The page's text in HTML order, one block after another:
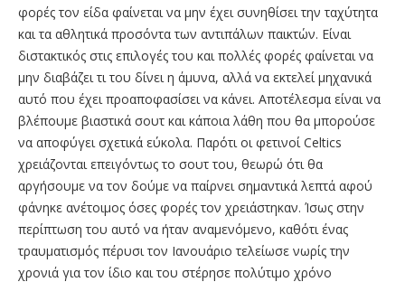
φορές τον είδα φαίνεται να μην έχει συνηθίσει την ταχύτητα
και τα αθλητικά προσόντα των αντιπάλων παικτών. Είναι
διστακτικός στις επιλογές του και πολλές φορές φαίνεται να
μην διαβάζει τι του δίνει η άμυνα, αλλά να εκτελεί μηχανικά
αυτό που έχει προαποφασίσει να κάνει. Αποτέλεσμα είναι να
βλέπουμε βιαστικά σουτ και κάποια λάθη που θα μπορούσε
να αποφύγει σχετικά εύκολα. Παρότι οι φετινοί Celtics
χρειάζονται επειγόντως το σουτ του, θεωρώ ότι θα
αργήσουμε να τον δούμε να παίρνει σημαντικά λεπτά αφού
φάνηκε ανέτοιμος όσες φορές τον χρειάστηκαν. Ίσως στην
περίπτωση του αυτό να ήταν αναμενόμενο, καθότι ένας
τραυματισμός πέρυσι τον Ιανουάριο τελείωσε νωρίς την
χρονιά για τον ίδιο και του στέρησε πολύτιμο χρόνο